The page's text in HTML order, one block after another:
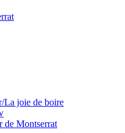
La joie de boire
de Montserrat